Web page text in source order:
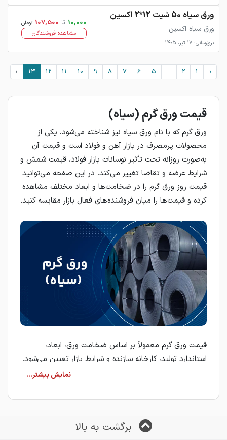
ورق سیاه 50 شیت 12*2 اکسین
ورق سیاه اکسین
بروزرسانی: 17 تیر، 1405
10,000 تا 107,500 تومان
مشاهده فروشندگان
‹
1
2
...
5
6
7
8
9
10
11
12
13
›
قیمت ورق گرم (سیاه)
ورق گرم که با نام ورق سیاه نیز شناخته می‌شود، یکی از
محصولات پرمصرف در بازار آهن و فولاد است و قیمت آن
به‌صورت روزانه تحت تأثیر نوسانات بازار فولاد، قیمت شمش و
شرایط عرضه و تقاضا تغییر می‌کند. در این صفحه می‌توانید
قیمت روز ورق گرم را در ضخامت‌ها و ابعاد مختلف مشاهده
کرده و قیمت‌ها را میان فروشنده‌های فعال بازار مقایسه کنید.
قیمت ورق گرم معمولاً بر اساس ضخامت ورق، ابعاد،
استاندارد تولید، کارخانه سازنده و شرایط بازار تعیین می‌شود.
به همین دلیل، بررسی مشخصات فنی هر ورق پیش از ثبت
ورق گرم از طریق فرآیند نورد گرم در دمای بالا تولید می‌شود
برگشت به بالا